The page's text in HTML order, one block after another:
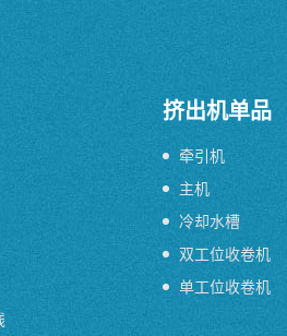
挤出机单品
牵引机
主机
冷却水槽
双工位收卷机
单工位收卷机